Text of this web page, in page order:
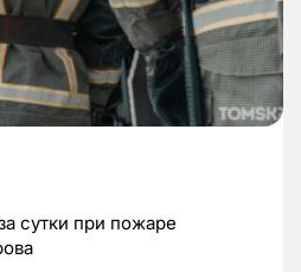
сутки при пожаре